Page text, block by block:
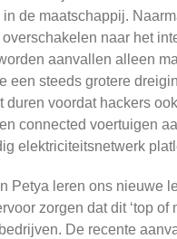
in de maatschappij.
naar het
aanvallen alleen
een steeds grotere
duren voordat hackers ook
connected voertuigen
elektriciteitsnetwerk
Petya leren ons nieuwe
zorgen dat dit ‘top of
De recente